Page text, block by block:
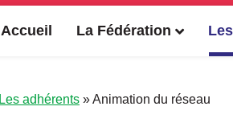
Accueil La Fédération
Les adhérents »Animation du réseau